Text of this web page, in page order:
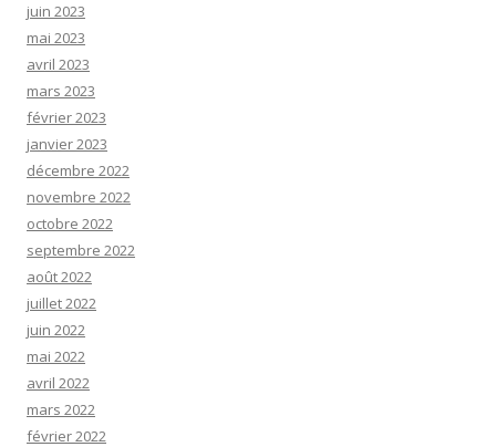
juin 2023
mai 2023
avril 2023
mars 2023
février 2023
janvier 2023
décembre 2022
novembre 2022
octobre 2022
septembre 2022
août 2022
juillet 2022
juin 2022
mai 2022
avril 2022
mars 2022
février 2022